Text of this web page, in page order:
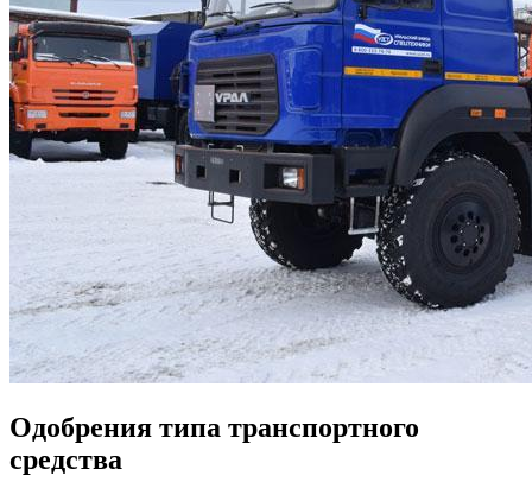
Одобрения типа транспортного
средства